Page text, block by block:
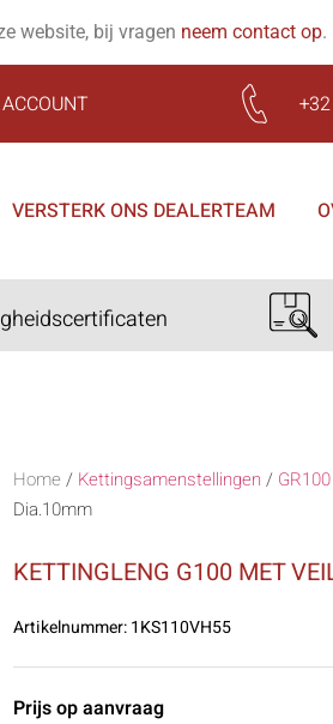
website, bij vragen neem contact op.
ACCOUNT
VERSTERK ONS DEALERTEAM
Home / Kettingsamenstellingen / GR100
Dia.10mm
KETTINGLENG G100 MET
Artikelnummer:1KS110VH55
Prijs op aanvraag